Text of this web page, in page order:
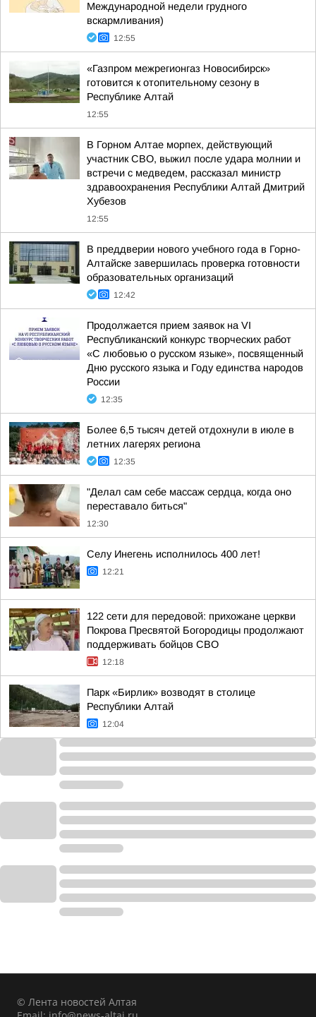
Международной недели грудного
вскармливания)
12:55
«Газпром межрегионгаз Новосибирск»
готовится к отопительному сезону в
Республике Алтай
12:55
В Горном Алтае морпех, действующий
участник СВО, выжил после удара молнии и
встречи с медведем, рассказал министр
здравоохранения Республики Алтай Дмитрий
Хубезов
12:55
В преддверии нового учебного года в Горно-
Алтайске завершилась проверка готовности
образовательных организаций
12:42
Продолжается прием заявок на VI
Республиканский конкурс творческих работ
«С любовью о русском языке», посвященный
Дню русского языка и Году единства народов
России
12:35
Более 6,5 тысяч детей отдохнули в июле в
летних лагерях региона
12:35
"Делал сам себе массаж сердца, когда оно
переставало биться"
12:30
Селу Инегень исполнилось 400 лет!
12:21
122 сети для передовой: прихожане церкви
Покрова Пресвятой Богородицы продолжают
поддерживать бойцов СВО
12:18
Парк «Бирлик» возводят в столице
Республики Алтай
12:04
© Лента новостей Алтая